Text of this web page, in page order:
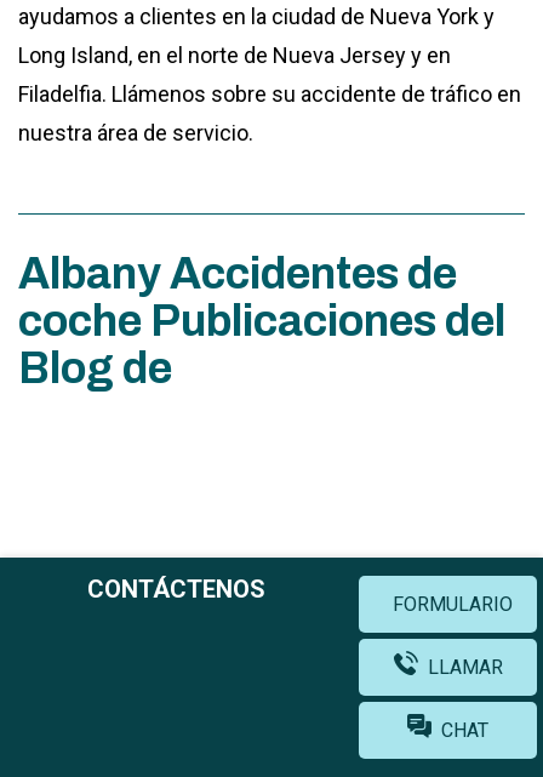
ayudamos a clientes en la ciudad de Nueva York y
Long Island, en el norte de Nueva Jersey y en
Filadelfia. Llámenos sobre su accidente de tráfico en
nuestra área de servicio.
Albany Accidentes de
coche Publicaciones del
Blog de
CONTÁCTENOS
FORMULARIO
LLAMAR
CHAT